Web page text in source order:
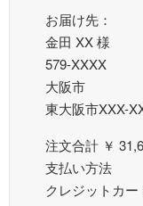
お届け先：
金田 XX 様
579-XXXX
大阪市
東大阪市XXX-
注文合計 ￥
支払い方法
クレジットカ